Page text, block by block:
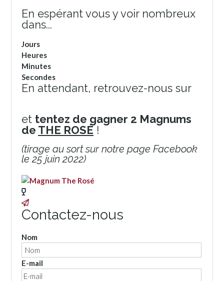
En espérant vous y voir nombreux
dans...
Jours
Heures
Minutes
Secondes
En attendant, retrouvez-nous sur
et tentez de gagner 2 Magnums
de THE ROSÉ!
(tirage au sort sur notre page Facebook
le 25 juin 2022)
Contactez-nous
Nom
E-mail